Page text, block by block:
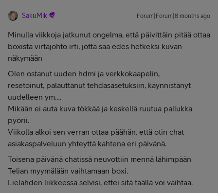
SakuMik Forum|Forum|8 months ago
Minulla viikkoja jatkunut ongelma, että päivittäin pitää ottaa
boxista virtajohto irti, jotta saa edes hetkeksi kuvan
näkymään
Olen ostanut uuden hdmi ja verkkokaapelin,
resetoinut, palauttanut tehdasasetuksiin, käynnistänyt
uudelleen ym….
Mikään ei auta kuva tökkää ja keskellä ruutua pallukka
pyörii.
Viikolla alkoi sen verran ottaa päähän, että otin chat
asiakaspalveluun yhteyttä kahtena eri päivänä.
Toisena päivänä chatissä neuvottiin mennä lähimpään
Telian myymälään vaihtamaan boxi.
Lielahden liikkeessä selvisi, ettei sitä täällä voi vaihtaa.